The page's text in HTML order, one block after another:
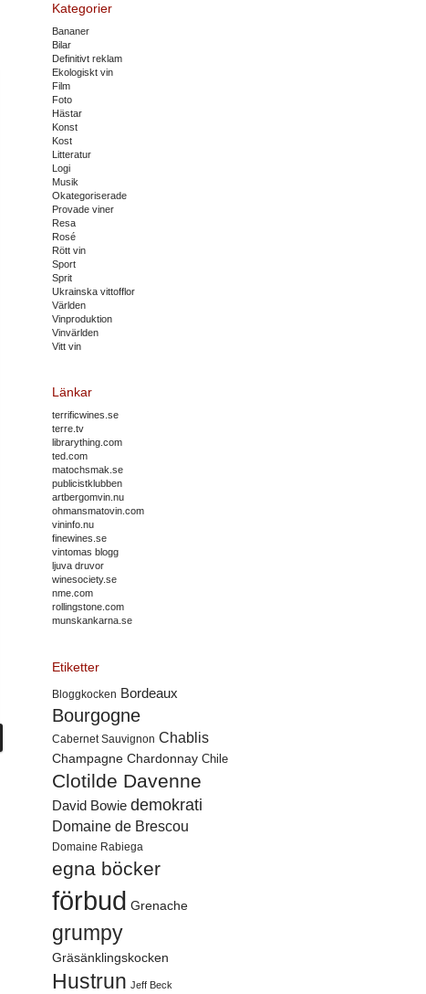
Kategorier
Bananer
Bilar
Definitivt reklam
Ekologiskt vin
Film
Foto
Hästar
Konst
Kost
Litteratur
Logi
Musik
Okategoriserade
Provade viner
Resa
Rosé
Rött vin
Sport
Sprit
Ukrainska vittofflor
Världen
Vinproduktion
Vinvärlden
Vitt vin
Länkar
terrificwines.se
terre.tv
librarything.com
ted.com
matochsmak.se
publicistklubben
artbergomvin.nu
ohmansmatovin.com
vininfo.nu
finewines.se
vintomas blogg
ljuva druvor
winesociety.se
nme.com
rollingstone.com
munskankarna.se
Etiketter
Bloggkocken Bordeaux
Bourgogne
Cabernet Sauvignon Chablis
Champagne Chardonnay Chile
Clotilde Davenne
David Bowie demokrati
Domaine de Brescou
Domaine Rabiega
egna böcker
förbud Grenache
grumpy
Gräsänklingskocken
Hustrun Jeff Beck